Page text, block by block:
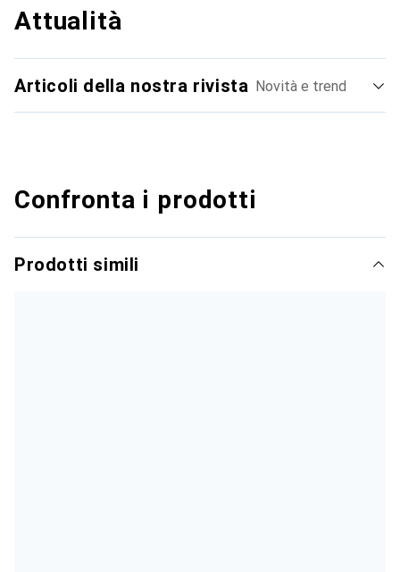
Attualità
Articoli della nostra rivista Novità e trend
Confronta i prodotti
Prodotti simili